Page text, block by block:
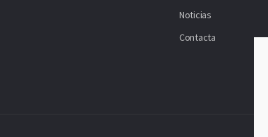
Noticias
Contacta